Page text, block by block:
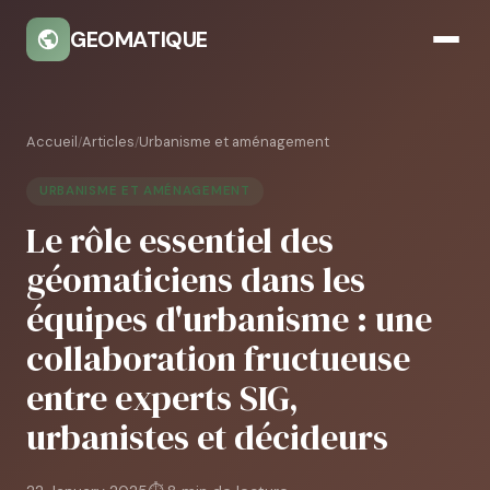
GEOMATIQUE
Accueil/Articles/Urbanisme et aménagement
URBANISME ET AMÉNAGEMENT
Le rôle essentiel des
géomaticiens dans les
équipes d'urbanisme : une
collaboration fructueuse
entre experts SIG,
urbanistes et décideurs